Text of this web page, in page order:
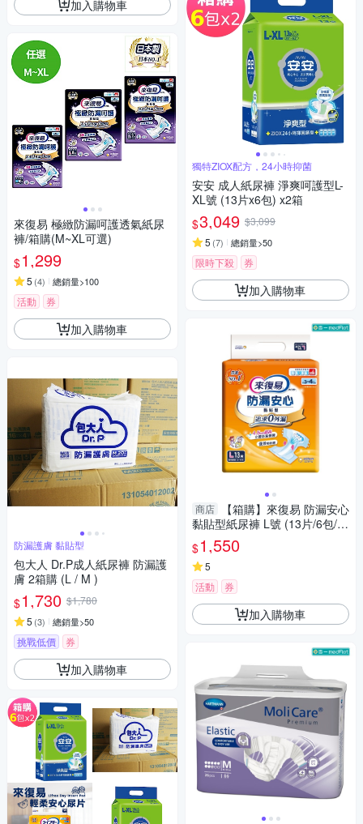
加入購物車
來復易 極緻防漏呵護透氣紙尿
褲/箱購(M~XL可選)
$1,299
5 (4) 總銷量>100
活動 券
加入購物車
防漏護膚 黏貼型
包大人 Dr.P成人紙尿褲 防漏護
膚 2箱購 (L / M )
$1,730 $1,780
5 (3) 總銷量>50
挑戰低價 券
加入購物車
獨特ZIOX配方，24小時抑菌
安安 成人紙尿褲 淨爽呵護型L-
XL號 (13片x6包) x2箱
$3,049 $3,099
5 (7) 總銷量>50
限時下殺 券
加入購物車
商店
【箱購】來復易 防漏安心
黏貼型紙尿褲 L號 (13片/6包/
箱)【杏一】
$1,550
5
活動
券
加入購物車